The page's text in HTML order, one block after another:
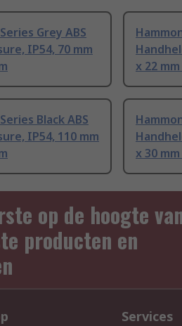
Grey ABS
IP54, 70 mm
x 22
Black ABS
IP54, 110 mm
x 30
op de hoogte
producten en
Services